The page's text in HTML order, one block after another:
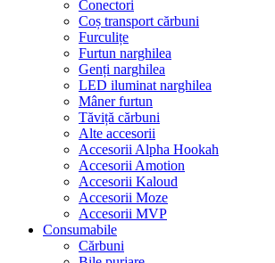
Conectori
Coș transport cărbuni
Furculițe
Furtun narghilea
Genți narghilea
LED iluminat narghilea
Mâner furtun
Tăviță cărbuni
Alte accesorii
Accesorii Alpha Hookah
Accesorii Amotion
Accesorii Kaloud
Accesorii Moze
Accesorii MVP
Consumabile
Cărbuni